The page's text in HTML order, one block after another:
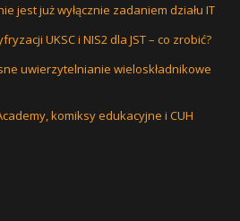
jest już wyłącznie zadaniem działu IT
UKSC i NIS2 dla JST – co zrobić?
uwierzytelnianie wieloskładnikowe
komiksy edukacyjne i CUH